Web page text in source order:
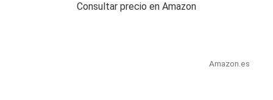
Consultar precio en Amazon
Amazon.es